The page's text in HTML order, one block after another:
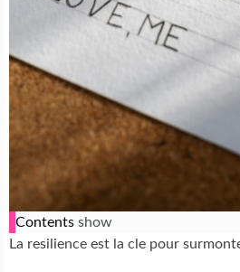
Contents show
La resilience est la cle pour